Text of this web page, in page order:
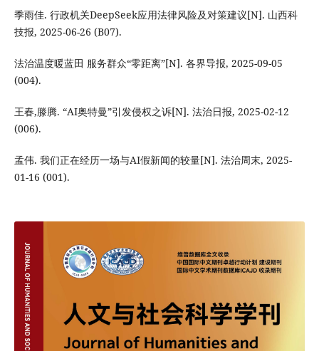
季雨佳. 行政机关DeepSeek应用法律风险及对策建议[N]. 山西科
技报, 2025-06-26 (B07).
法治温度暖蓝田 服务群众“零距离”[N]. 各界导报, 2025-09-05
(004).
王春,滕腾. “AI奥特曼”引发侵权之诉[N]. 法治日报, 2025-02-12
(006).
孟伟. 我们正在经历一场与AI假新闻的较量[N]. 法治周末, 2025-
01-16 (001).